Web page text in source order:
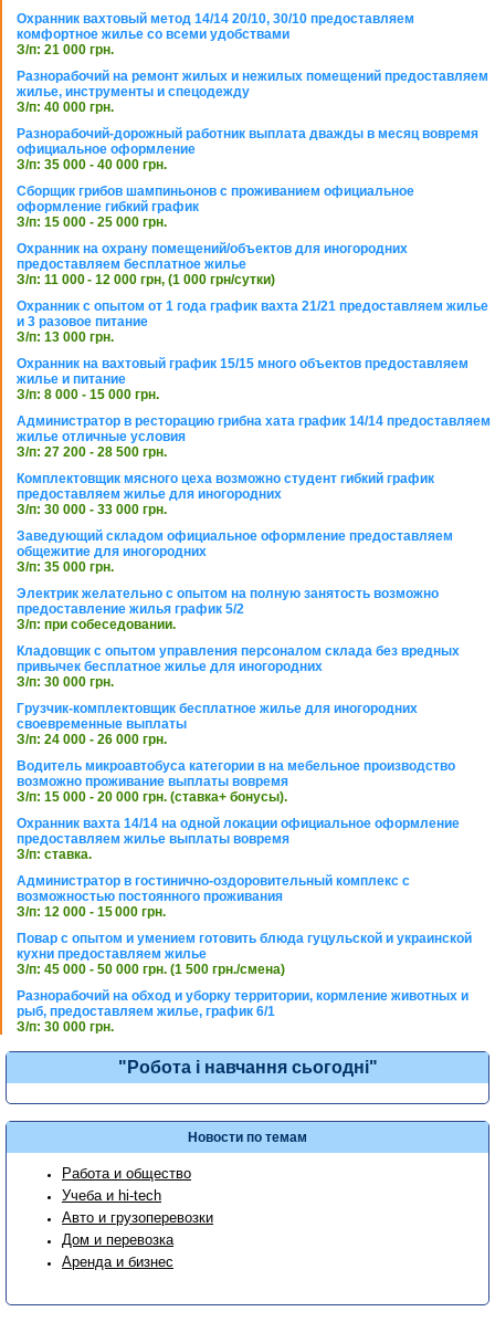
Охранник вахтовый метод 14/14 20/10, 30/10 предоставляем
комфортное жилье со всеми удобствами
З/п: 21 000 грн.
Разнорабочий на ремонт жилых и нежилых помещений предоставляем
жилье, инструменты и спецодежду
З/п: 40 000 грн.
Разнорабочий-дорожный работник выплата дважды в месяц вовремя
официальное оформление
З/п: 35 000 - 40 000 грн.
Сборщик грибов шампиньонов с проживанием официальное
оформление гибкий график
З/п: 15 000 - 25 000 грн.
Охранник на охрану помещений/объектов для иногородних
предоставляем бесплатное жилье
З/п: 11 000 - 12 000 грн, (1 000 грн/сутки)
Охранник с опытом от 1 года график вахта 21/21 предоставляем жилье
и 3 разовое питание
З/п: 13 000 грн.
Охранник на вахтовый график 15/15 много объектов предоставляем
жилье и питание
З/п: 8 000 - 15 000 грн.
Администратор в ресторацию грибна хата график 14/14 предоставляем
жилье отличные условия
З/п: 27 200 - 28 500 грн.
Комплектовщик мясного цеха возможно студент гибкий график
предоставляем жилье для иногородних
З/п: 30 000 - 33 000 грн.
Заведующий складом официальное оформление предоставляем
общежитие для иногородних
З/п: 35 000 грн.
Электрик желательно с опытом на полную занятость возможно
предоставление жилья график 5/2
З/п: при собеседовании.
Кладовщик с опытом управления персоналом склада без вредных
привычек бесплатное жилье для иногородних
З/п: 30 000 грн.
Грузчик-комплектовщик бесплатное жилье для иногородних
своевременные выплаты
З/п: 24 000 - 26 000 грн.
Водитель микроавтобуса категории в на мебельное производство
возможно проживание выплаты вовремя
З/п: 15 000 - 20 000 грн. (ставка+ бонусы).
Охранник вахта 14/14 на одной локации официальное оформление
предоставляем жилье выплаты вовремя
З/п: ставка.
Администратор в гостинично-оздоровительный комплекс с
возможностью постоянного проживания
З/п: 12 000 - 15 000 грн.
Повар с опытом и умением готовить блюда гуцульской и украинской
кухни предоставляем жилье
З/п: 45 000 - 50 000 грн. (1 500 грн./смена)
Разнорабочий на обход и уборку территории, кормление животных и
рыб, предоставляем жилье, график 6/1
З/п: 30 000 грн.
"Робота і навчання сьогодні"
Новости по темам
Работа и общество
Учеба и hi-tech
Авто и грузоперевозки
Дом и перевозка
Аренда и бизнес